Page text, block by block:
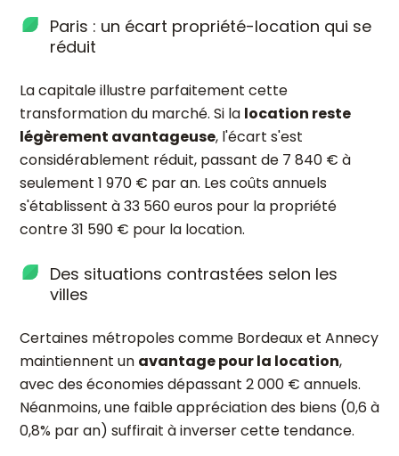
Paris : un écart propriété-location qui se
réduit
La capitale illustre parfaitement cette
transformation du marché. Si la location reste
légèrement avantageuse, l'écart s'est
considérablement réduit, passant de 7 840 € à
seulement 1 970 € par an. Les coûts annuels
s'établissent à 33 560 euros pour la propriété
contre 31 590 € pour la location.
Des situations contrastées selon les
villes
Certaines métropoles comme Bordeaux et Annecy
maintiennent un avantage pour la location,
avec des économies dépassant 2 000 € annuels.
Néanmoins, une faible appréciation des biens (0,6 à
0,8% par an) suffirait à inverser cette tendance.